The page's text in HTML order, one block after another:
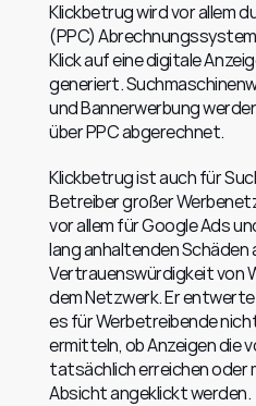
Klickbetrug wird vor allem
(PPC)
Klick auf eine digitale
generiert.
und Bannerwerbung
über PPC abgerechnet.
Klickbetrug ist auch für
Betreiber großer
vor allem für Google Ads
lang anhaltenden Schäden
Vertrauenswürdigkeit von
dem Netzwerk. Er
es für Werbetreibende
ermitteln, ob Anzeigen die
tatsächlich erreichen oder
Absicht angeklickt werden.